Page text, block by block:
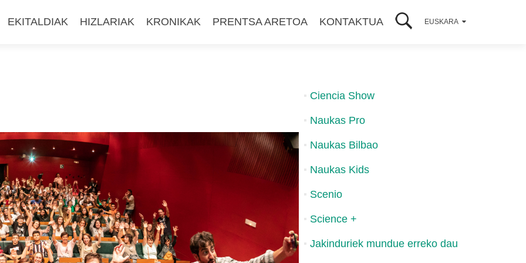
EKITALDIAK HIZLARIAK KRONIKAK PRENTSA ARETOA KONTAKTUA EUSKARA
Ciencia Show
Naukas Pro
Naukas Bilbao
Naukas Kids
Scenio
Science +
Jakinduriek mundue erreko dau